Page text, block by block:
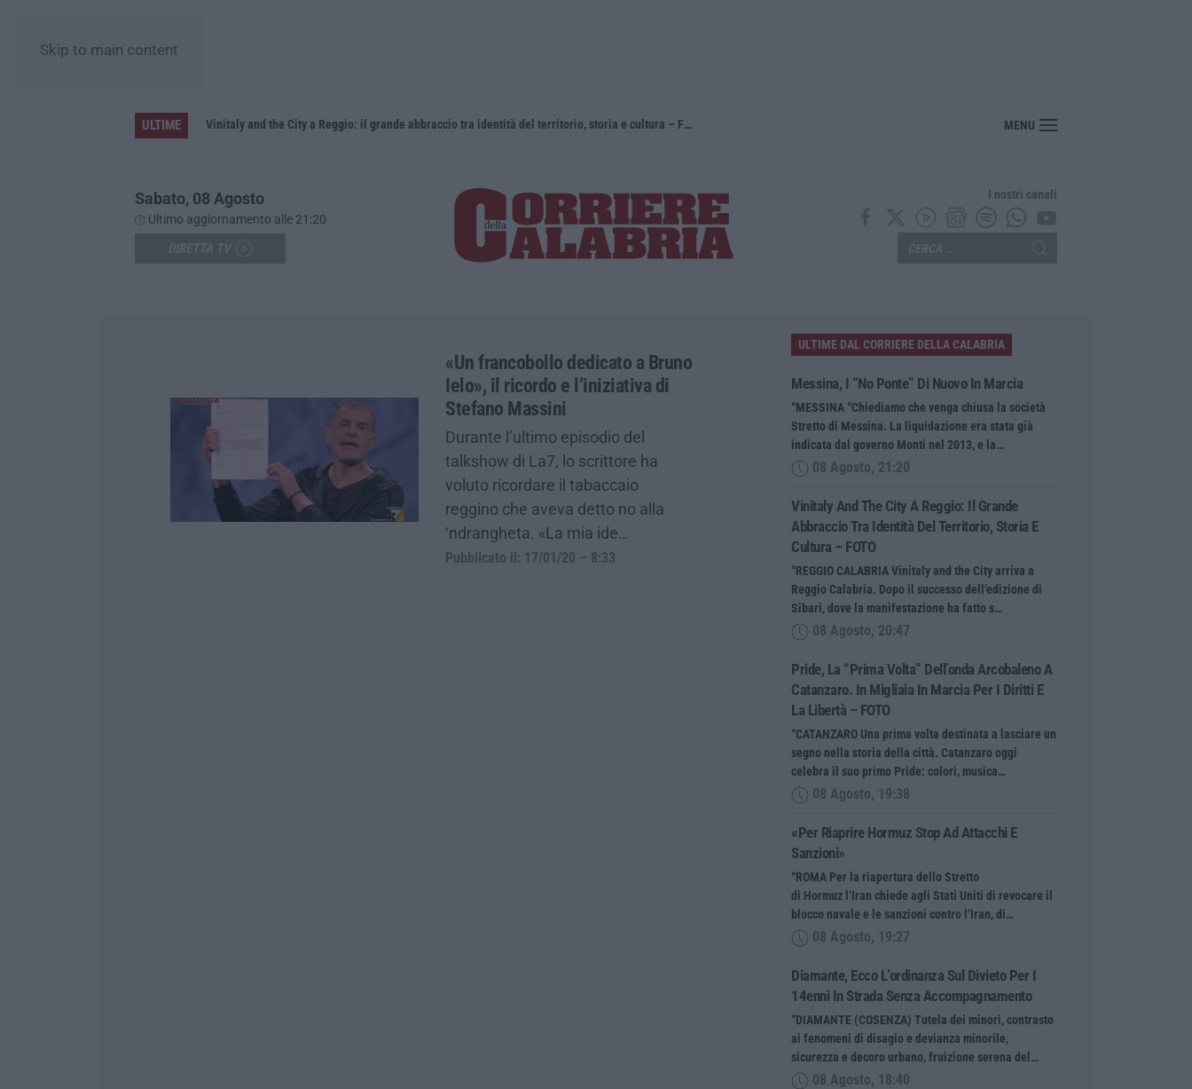
Skip to main content
ULTIME Vinitaly and the City a Reggio: il grande abbraccio tra identità del territorio, storia e cultura – FOTO MENU
Sabato, 08 Agosto
Ultimo aggiornamento alle 21:20
I nostri canali
«Un francobollo dedicato a Bruno
Ielo», il ricordo e l’iniziativa di
Stefano Massini
Durante l’ultimo episodio del
talkshow di La7, lo scrittore ha
voluto ricordare il tabaccaio
reggino che aveva detto no alla
‘ndrangheta. «La mia ide…
Pubblicato il: 17/01/20 – 8:33
ULTIME DAL CORRIERE DELLA CALABRIA
Messina, I “No Ponte” Di Nuovo In Marcia
“MESSINA “Chiediamo che venga chiusa la società
Stretto di Messina. La liquidazione era stata già
indicata dal governo Monti nel 2013, e la…
08 Agosto, 21:20
Vinitaly And The City A Reggio: Il Grande
Abbraccio Tra Identità Del Territorio, Storia E
Cultura – FOTO
“REGGIO CALABRIA Vinitaly and the City arriva a
Reggio Calabria. Dopo il successo dell’edizione di
Sibari, dove la manifestazione ha fatto s…
08 Agosto, 20:47
Pride, La “prima Volta” Dell’onda Arcobaleno A
Catanzaro. In Migliaia In Marcia Per I Diritti E
La Libertà – FOTO
“CATANZARO Una prima volta destinata a lasciare un
segno nella storia della città. Catanzaro oggi
celebra il suo primo Pride: colori, musica…
08 Agosto, 19:38
«Per Riaprire Hormuz Stop Ad Attacchi E
Sanzioni»
“ROMA Per la riapertura dello Stretto
di Hormuz l’Iran chiede agli Stati Uniti di revocare il
blocco navale e le sanzioni contro l’Iran, di…
08 Agosto, 19:27
Diamante, Ecco L’ordinanza Sul Divieto Per I
14enni In Strada Senza Accompagnamento
“DIAMANTE (COSENZA) Tutela dei minori, contrasto
ai fenomeni di disagio e devianza minorile,
sicurezza e decoro urbano, fruizione serena del…
08 Agosto, 18:40